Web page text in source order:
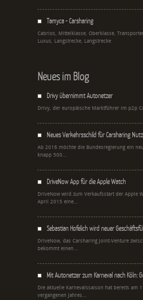
Tamyca - Carsharing
Cabrios, Mittelklasse, Oberklasse,
Luxus, Langstrecke, Langstrecke
Neues im Blog
Drivy übernimmt Autonetzer
Drivy, der europäische Marktführer im p2p
Neues Verkehrsschild für Carsharing
Ab 2016 möchte die Bundesregierung ein
knapp 500...
DriveNow App für die Apple Watch
DriveNow wird zum Verkaufsstart der Apple
April 2015 eine...
Sebastian Hofelich wird neuer
DriveNow, das Carsharing Joint-Venture
bekommt einen...
Mit Autonetzer zum Karneval nach Köln:
Die aktuelle Karnevalssaison hat bereits am
vergangenen Jahres...